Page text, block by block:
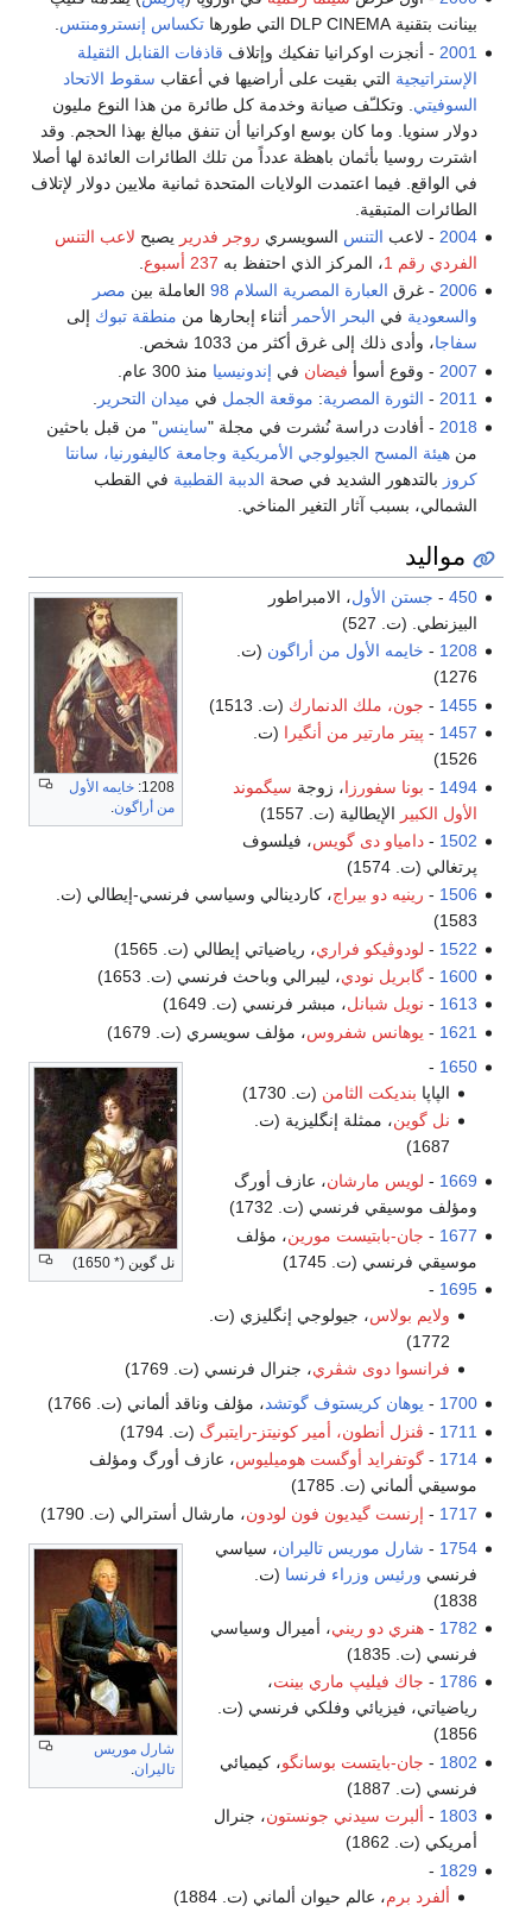
بينانت بتقنية DLP CINEMA التي طورها
تكساس إنسترومنتس.
2001 - أنجزت اوكرانيا تفكيك وإتلاف قاذفات القنابل الثقيلة
الإستراتيجية التي بقيت على أراضيها في أعقاب سقوط الاتحاد
السوفيتي . وتكلـّف صيانة وخدمة كل طائرة من هذا النوع مليون
دولار سنويا. وما كان بوسع اوكرانيا أن تنفق مبالغ بهذا الحجم. وقد
اشترت روسيا بأثمان باهظة عدداً من تلك الطائرات العائدة لها أصلا
في الواقع. فيما اعتمدت الولايات المتحدة ثمانية ملايين دولار لإتلاف
الطائرات المتبقية.
2004 - لاعب التنس السويسري روجر فدرير يصبح لاعب التنس
الفردي رقم 1
، المركز الذي احتفظ به 237 أسبوع
2006 - غرق العبارة المصرية السلام 98 العاملة بين مصر
والسعودية في البحر الأحمر أثناء إبحارها من منطقة تبوك إلى
سفاجا، وأدى ذلك إلى غرق أكثر من 1033 شخص.
2007 - وقوع أسوأ فيضان في إندونيسيا منذ 300 عام.
2011
- الثورة المصرية: موقعة الجمل في ميدان التحرير .
2018 - أفادت دراسة نُشرت في مجلة "ساينس" من قبل باحثين
منهيئة المسح الجيولوجي الأمريكية وجامعة كاليفورنيا، سانتا
كروز بالتدهور الشديد في صحة الدببة القطبية في القطب
الشمالي، بسبب آثار التغير المناخي.
مواليد
1208: خايمه الأول
من أراگون.
450
- جستن الأول، الامبراطور
البيزنطي. (ت. 527)
1208
- خايمه الأول من أراگون (ت.
1276)
1455
- جون، ملك الدنمارك (ت. 1513)
1457
- پيتر مارتير من أنگيرا (ت.
1526)
1494
- بونا سفورزا، زوجة سيگموند
الأول الكبير الإيطالية (ت. 1557)
1502
-دامياو دى گويس، فيلسوف
پرتغالي (ت. 1574)
1506
- رينيه دو بيراج، كاردينالي وسياسي فرنسي-إيطالي (ت.
1583)
1522
- لودوڤيكو فراري، رياضياتي إيطالي (ت. 1565)
1600
-گابريل نودي، ليبرالي وباحث فرنسي (ت. 1653)
1613
- نويل شبانل، مبشر فرنسي (ت. 1649)
1621
- يوهانس شفروس، مؤلف سويسري (ت. 1679)
نل گوين (* 1650)
1650
-
الپاپا بنديكت الثامن (ت. 1730)
نل گوين، ممثلة إنگليزية (ت.
1687)
1669
- لويس مارشان، عازف أورگ
ومؤلف موسيقي فرنسي (ت. 1732)
1677
- جان-بابتيست مورين، مؤلف
موسيقي فرنسي (ت. 1745)
1695
-
ولايم بولاس، جيولوجي إنگليزي (ت.
1772)
فرانسوا دوى شڤري، جنرال فرنسي (ت. 1769)
1700
- يوهان كريستوف گوتشد، مؤلف وناقد ألماني (ت. 1766)
1711
- ڤنزل أنطون، أمير كونيتز-رايتبرگ (ت. 1794)
1714
-گوتفرايد أوگست هوميليوس، عازف أورگ ومؤلف
موسيقي ألماني (ت. 1785)
1717
- إرنست گيديون فون لودون، مارشال أسترالي (ت. 1790)
شارل موريس
تاليران
1754
- شارل موريس تاليران، سياسي
فرنسي ورئيس وزراء فرنسا (ت.
1838)
1782
-هنري دو ريني، أميرال وسياسي
فرنسي (ت. 1835)
1786
- جاك فيليپ ماري بينت،
رياضياتي، فيزيائي وفلكي فرنسي (ت.
1856)
1802
- جان-بايتست بوسانگو، كيميائي
فرنسي (ت. 1887)
1803
- ألبرت سيدني جونستون، جنرال
أمريكي (ت. 1862)
1829
-
ألفرد برم، عالم حيوان ألماني (ت. 1884)